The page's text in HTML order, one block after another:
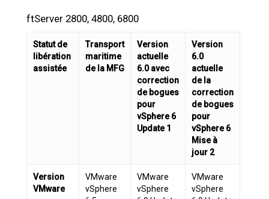
ftServer 2800, 4800, 6800
Statut de
libération
assistée
Transport
maritime
de la MFG
Version
actuelle
6.0 avec
correction
de bogues
pour
vSphere 6
Update 1
Version
6.0
actuelle
de la
correction
de bogues
pour
vSphere 6
Mise à
jour 2
Version
VMware
VMware
vSphere
VMware
vSphere
VMware
vSphere